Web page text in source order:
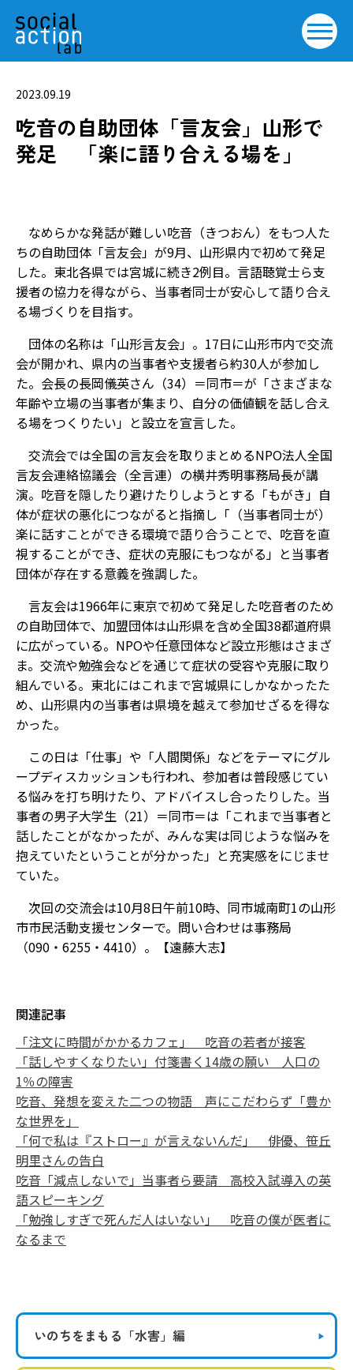
2023.09.19
吃音の自助団体「言友会」山形で
発足 「楽に語り合える場を」
なめらかな発話が難しい吃音（きつおん）をもつ人た
ちの自助団体「言友会」が9月、山形県内で初めて発足
した。東北各県では宮城に続き2例目。言語聴覚士ら支
援者の協力を得ながら、当事者同士が安心して語り合え
る場づくりを目指す。
団体の名称は「山形言友会」。17日に山形市内で交流
会が開かれ、県内の当事者や支援者ら約30人が参加し
た。会長の長岡儀英さん（34）＝同市＝が「さまざまな
年齢や立場の当事者が集まり、自分の価値観を話し合え
る場をつくりたい」と設立を宣言した。
交流会では全国の言友会を取りまとめるNPO法人全国
言友会連絡協議会（全言連）の横井秀明事務局長が講
演。吃音を隠したり避けたりしようとする「もがき」自
体が症状の悪化につながると指摘し「（当事者同士が）
楽に話すことができる環境で語り合うことで、吃音を直
視することができ、症状の克服にもつながる」と当事者
団体が存在する意義を強調した。
言友会は1966年に東京で初めて発足した吃音者のため
の自助団体で、加盟団体は山形県を含め全国38都道府県
に広がっている。NPOや任意団体など設立形態はさまざ
ま。交流や勉強会などを通じて症状の受容や克服に取り
組んでいる。東北にはこれまで宮城県にしかなかったた
め、山形県内の当事者は県境を越えて参加せざるを得な
かった。
この日は「仕事」や「人間関係」などをテーマにグル
ープディスカッションも行われ、参加者は普段感じてい
る悩みを打ち明けたり、アドバイスし合ったりした。当
事者の男子大学生（21）＝同市＝は「これまで当事者と
話したことがなかったが、みんな実は同じような悩みを
抱えていたということが分かった」と充実感をにじませ
ていた。
次回の交流会は10月8日午前10時、同市城南町1の山形
市市民活動支援センターで。問い合わせは事務局
（090・6255・4410）。【遠藤大志】
関連記事
「注文に時間がかかるカフェ」 吃音の若者が接客
「話しやすくなりたい」付箋書く14歳の願い 人口の
1％の障害
吃音、発想を変えた二つの物語 声にこだわらず「豊か
な世界を」
「何で私は『ストロー』が言えないんだ」 俳優、笹丘
明里さんの告白
吃音「減点しないで」当事者ら要請 高校入試導入の英
語スピーキング
「勉強しすぎで死んだ人はいない」 吃音の僕が医者に
なるまで
いのちをまもる 「水害」編